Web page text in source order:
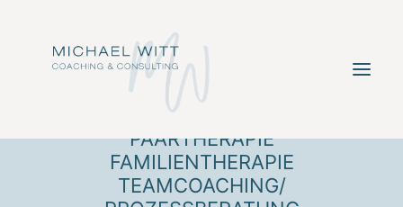
EINZELCOACHING
PAARTHERAPIE
FAMILIENTHERAPIE
TEAMCOACHING/